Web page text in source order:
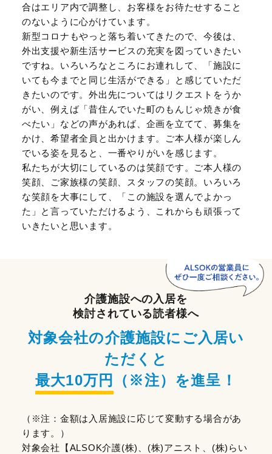
合はエリア内で調整し、お客様をお待たせすること
のないように心がけています。
新型コロナもやっと落ち着いてきたので、今後は、
外出支援や新生活サービスの充実を図っていきたい
ですね。いろいろなところにお連れして、「施設に
いても今までと同じ生活ができる」と感じていただ
きたいのです。外出先についてはリクエストをうか
がい、例えば「昔住んでいた町のもんじゃ焼きが食
べたい」などの声があれば、企画を立てて、募集を
かけ、希望者全員と出かけます。ご本人様が楽しん
でいる姿を見ると、一番やりがいを感じます。
私たちが大切にしているのは笑顔です。ご本人様の
笑顔、ご家族様の笑顔、スタッフの笑顔。いろいろ
な笑顔を大事にして、「この施設を選んでよかっ
た」と言っていただけるよう、これからも頑張って
いきたいと思います。
介護施設への入居を
検討されている読者様へ
対象会社の介護施設にご入居い
ただくと
最大10万円
（※注） を進呈！
（※注：金額は入居施設に応じて変動する場合があ
ります。）
対象会社【ALSOK介護(株)、(株)アニスト、(株)らい